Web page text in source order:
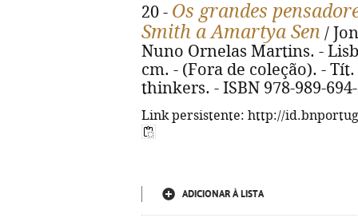
20 - Os grandes
Smith a Amartya Sen /
Nuno Ornelas Martins. -
cm. - (Fora de coleção). -
thinkers. - ISBN 978-989-
Link persistente: http://
ADICIONAR À LISTA